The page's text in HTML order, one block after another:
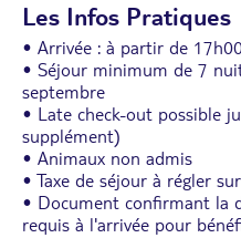
Les Infos Pratiques
• Arrivée : à partir de
• Séjour minimum de 7
septembre
• Late check-out possible
supplément)
• Animaux non admis
• Taxe de séjour à régler
• Document confirmant la
requis à l'arrivée pour